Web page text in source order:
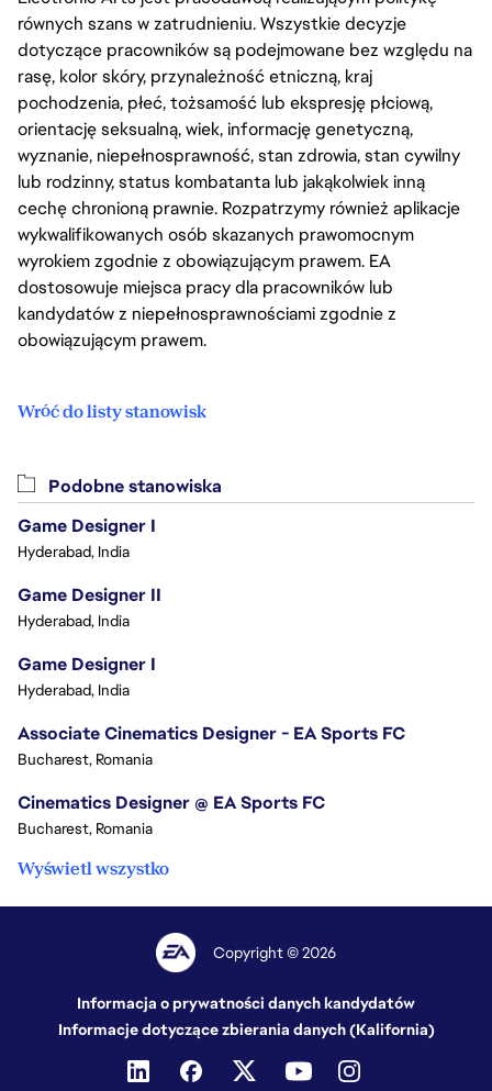
równych szans w zatrudnieniu. Wszystkie decyzje
dotyczące pracowników są podejmowane bez względu na
rasę, kolor skóry, przynależność etniczną, kraj
pochodzenia, płeć, tożsamość lub ekspresję płciową,
orientację seksualną, wiek, informację genetyczną,
wyznanie, niepełnosprawność, stan zdrowia, stan cywilny
lub rodzinny, status kombatanta lub jakąkolwiek inną
cechę chronioną prawnie. Rozpatrzymy również aplikacje
wykwalifikowanych osób skazanych prawomocnym
wyrokiem zgodnie z obowiązującym prawem. EA
dostosowuje miejsca pracy dla pracowników lub
kandydatów z niepełnosprawnościami zgodnie z
obowiązującym prawem.
Wróć do listy stanowisk
Podobne stanowiska
Game Designer I
Hyderabad, India
Game Designer II
Hyderabad, India
Game Designer I
Hyderabad, India
Associate Cinematics Designer - EA Sports FC
Bucharest, Romania
Cinematics Designer @ EA Sports FC
Bucharest, Romania
Wyświetl wszystko
Copyright © 2026
Informacja o prywatności danych kandydatów
Informacje dotyczące zbierania danych (Kalifornia)